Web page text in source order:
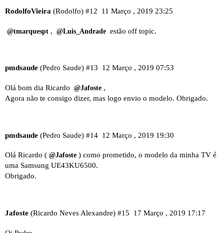
RodolfoVieira (Rodolfo) 11 Março , 2019 23:25
#12
@tmarquespt , @Luis_Andrade estão off topic.
pmdsaude (Pedro Saude) 12 Março , 2019 07:53
#13
Olá bom dia Ricardo @Jafoste ,
Agora não te consigo dizer, mas logo envio o modelo. Obrigado.
pmdsaude (Pedro Saude) 12 Março , 2019 19:30
#14
Olá Ricardo ( @Jafoste ) como prometido, o modelo da minha TV é
uma Samsung UE43KU6500.
Obrigado.
Jafoste (Ricardo Neves Alexandre) 17 Março , 2019 17:17
#15